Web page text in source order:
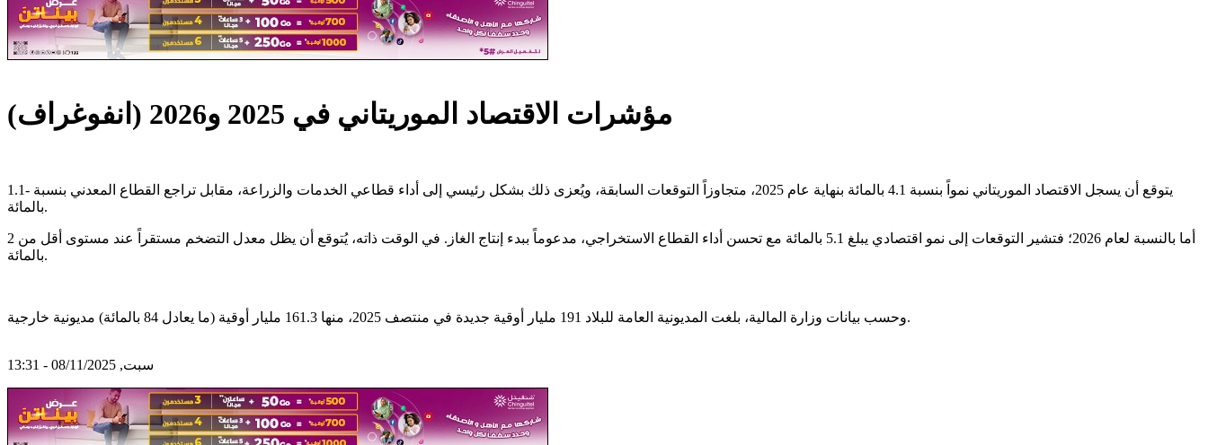
مؤشرات الاقتصاد الموريتاني في 2025 و2026 (انفوغراف)
يتوقع أن يسجل الاقتصاد الموريتاني نمواً بنسبة 4.1 بالمائة بنهاية عام 2025، متجاوزاً التوقعات السابقة، ويُعزى ذلك بشكل رئيسي إلى أداء قطاعي الخدمات والزراعة، مقابل تراجع القطاع المعدني بنسبة -1.1
بالمائة.
أما بالنسبة لعام 2026؛ فتشير التوقعات إلى نمو اقتصادي يبلغ 5.1 بالمائة مع تحسن أداء القطاع الاستخراجي، مدعوماً ببدء إنتاج الغاز. في الوقت ذاته، يُتوقع أن يظل معدل التضخم مستقراً عند مستوى أقل من 2
بالمائة.
وحسب بيانات وزارة المالية، بلغت المديونية العامة للبلاد 191 مليار أوقية جديدة في منتصف 2025، منها 161.3 مليار أوقية (ما يعادل 84 بالمائة) مديونية خارجية.
سبت, 08/11/2025 - 13:31